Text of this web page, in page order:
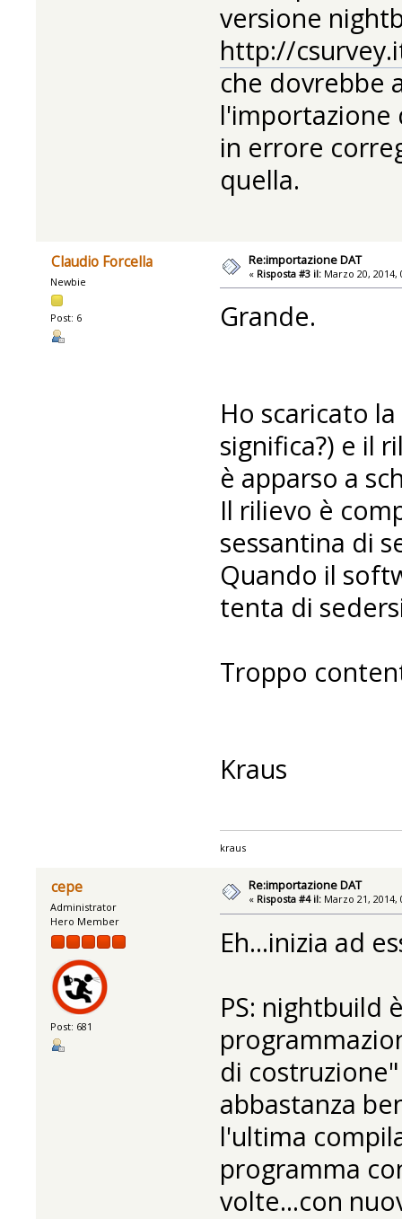
versione
http://
che dovrebbe
l'importazione
in errore
quella.
Claudio Forcella
Newbie
Post: 6
Re:importazione DAT
« Risposta #3 il: Marzo 20, 2014,
Grande.
Ho scaricato
significa?) e il
è apparso a
Il rilievo è
sessantina di
Quando il
tenta di
Troppo
Kraus
kraus
cepe
Administrator
Hero Member
Post: 681
Re:importazione DAT
« Risposta #4 il: Marzo 21, 2014,
Eh...inizia ad
PS: nightbuild
di
abbastanza
l'ultima
programma
volte...con